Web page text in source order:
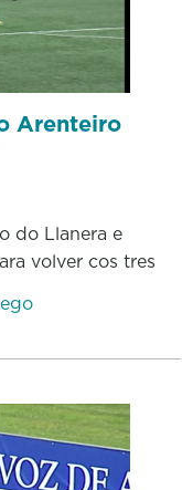
Arenteiro
do Llanera e
volver cos tres